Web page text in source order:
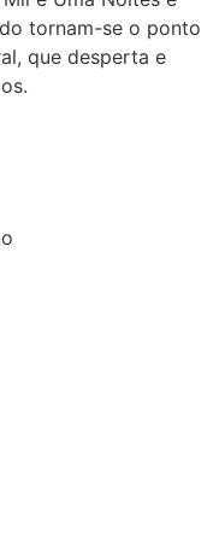
tornam-se o ponto
que desperta e